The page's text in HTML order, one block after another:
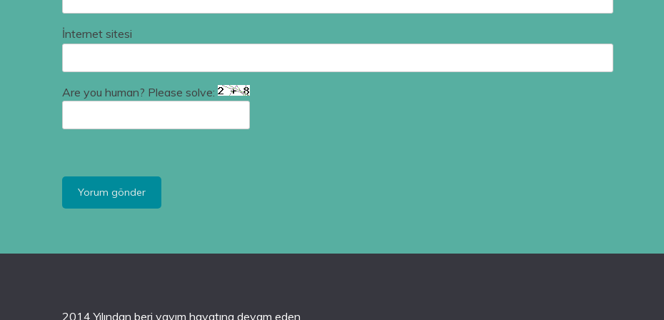
İnternet sitesi
Are you human? Please solve:
2014 Yılından beri yayım hayatına devam eden